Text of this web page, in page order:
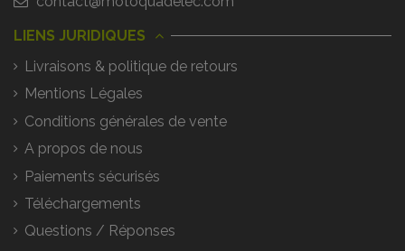
LIENS JURIDIQUES
Livraisons & politique de retours
Mentions Légales
Conditions générales de vente
A propos de nous
Paiements sécurisés
Téléchargements
Questions / Réponses